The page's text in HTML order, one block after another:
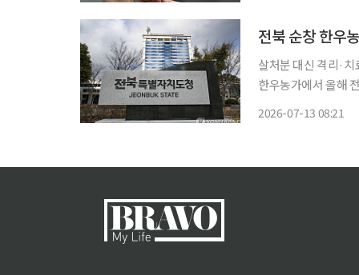
전북 순창 한우
살처분 대신 격리·치료 전환
한우농가에서 올해 전국
2026-07-13 08:21